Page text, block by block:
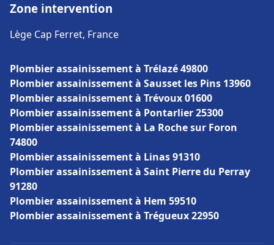
Zone intervention
Lège Cap Ferret, France
Plombier assainissement à Trélazé 49800
Plombier assainissement à Sausset les Pins 13960
Plombier assainissement à Trévoux 01600
Plombier assainissement à Pontarlier 25300
Plombier assainissement à La Roche sur Foron
74800
Plombier assainissement à Linas 91310
Plombier assainissement à Saint Pierre du Perray
91280
Plombier assainissement à Hem 59510
Plombier assainissement à Trégueux 22950